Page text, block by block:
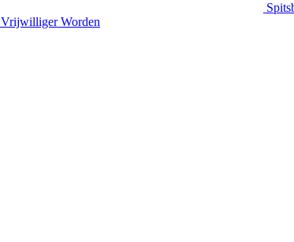
Vrijwilliger Worden